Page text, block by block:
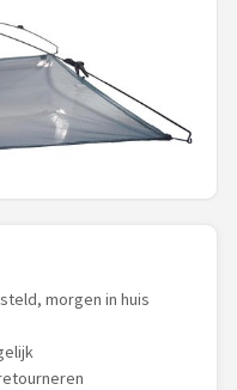
morgen in huis